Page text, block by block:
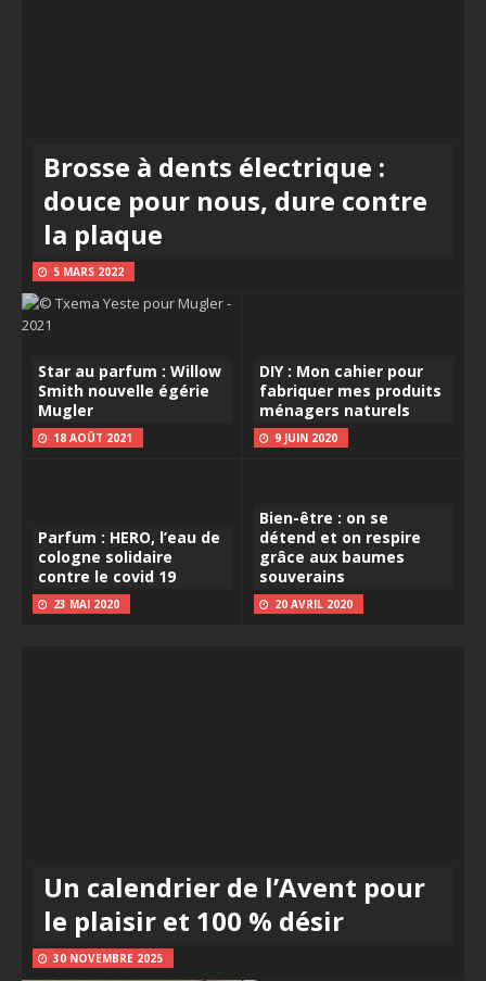
Brosse à dents électrique :
douce pour nous, dure contre
la plaque
5 MARS 2022
Star au parfum : Willow
Smith nouvelle égérie
Mugler
18 AOÛT 2021
DIY : Mon cahier pour
fabriquer mes produits
ménagers naturels
9 JUIN 2020
Parfum : HERO, l’eau de
cologne solidaire
contre le covid 19
23 MAI 2020
Bien-être : on se
détend et on respire
grâce aux baumes
souverains
20 AVRIL 2020
Un calendrier de l’Avent pour
le plaisir et 100 % désir
30 NOVEMBRE 2025